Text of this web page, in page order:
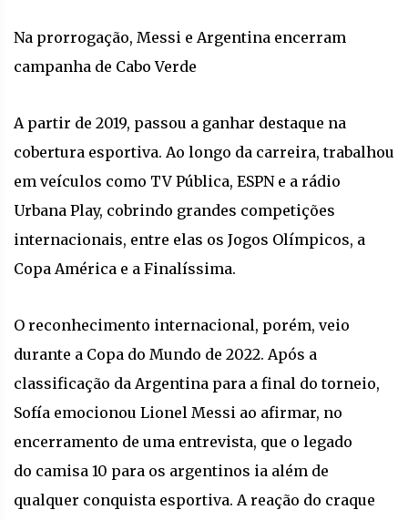
Na prorrogação, Messi e Argentina encerram
campanha de Cabo Verde
A partir de 2019, passou a ganhar destaque na
cobertura esportiva. Ao longo da carreira, trabalhou
em veículos como TV Pública, ESPN e a rádio
Urbana Play, cobrindo grandes competições
internacionais, entre elas os Jogos Olímpicos, a
Copa América e a Finalíssima.
O reconhecimento internacional, porém, veio
durante a Copa do Mundo de 2022. Após a
classificação da Argentina para a final do torneio,
Sofía emocionou Lionel Messi ao afirmar, no
encerramento de uma entrevista, que o legado
do camisa 10 para os argentinos ia além de
qualquer conquista esportiva. A reação do craque